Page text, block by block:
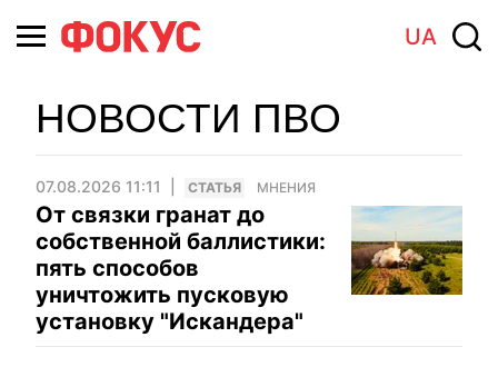
UA
НОВОСТИ ПВО
07.08.2026 11:11 CТАТЬЯ МНЕНИЯ
От связки гранат до
собственной баллистики:
пять способов
уничтожить пусковую
установку "Искандера"